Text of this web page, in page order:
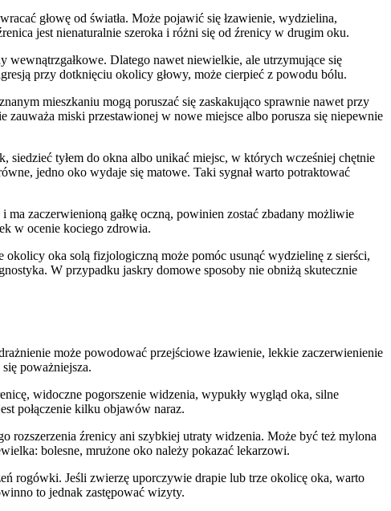
głowę od światła. Może pojawić się łzawienie, wydzielina,
jest nienaturalnie szeroka i różni się od źrenicy w drugim oku.
wewnątrzgałkowe. Dlatego nawet niewielkie, ale utrzymujące się
przy dotknięciu okolicy głowy, może cierpieć z powodu bólu.
mieszkaniu mogą poruszać się zaskakująco sprawnie nawet przy
zauważa miski przestawionej w nowe miejsce albo porusza się niepewnie
siedzieć tyłem do okna albo unikać miejsc, w których wcześniej chętnie
jedno oko wydaje się matowe. Taki sygnał warto potraktować
zaczerwienioną gałkę oczną, powinien zostać zbadany możliwie
w ocenie kociego zdrowia.
oka solą fizjologiczną może pomóc usunąć wydzielinę z sierści,
W przypadku jaskry domowe sposoby nie obniżą skutecznie
może powodować przejściowe łzawienie, lekkie zaczerwienienie
poważniejsza.
widoczne pogorszenie widzenia, wypukły wygląd oka, silne
połączenie kilku objawów naraz.
rozszerzenia źrenicy ani szybkiej utraty widzenia. Może być też mylona
bolesne, mrużone oko należy pokazać lekarzowi.
rogówki. Jeśli zwierzę uporczywie drapie lub trze okolicę oka, warto
to jednak zastępować wizyty.